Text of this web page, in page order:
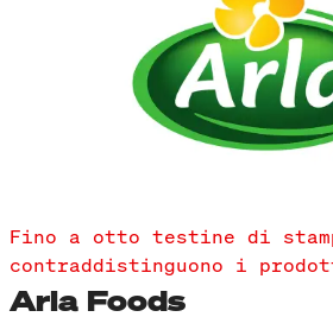
Fino a otto testine di
contraddistinguono i
Arla Foods